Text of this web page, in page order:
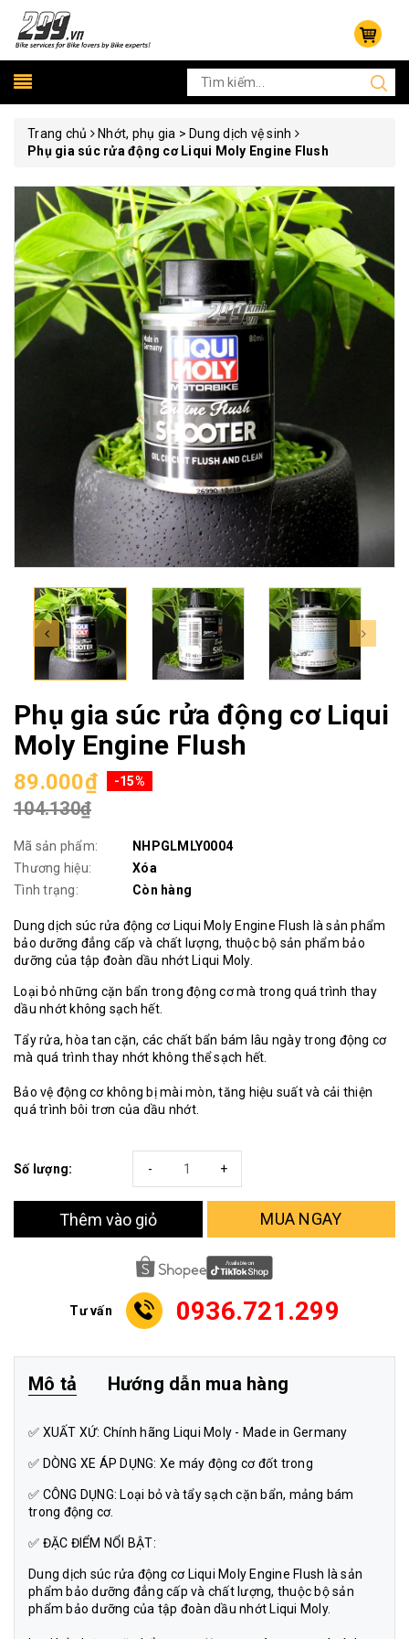
Trang chủ
Nhớt, phụ gia > Dung dịch vệ sinh
Phụ gia súc rửa động cơ Liqui Moly Engine Flush
Phụ gia súc rửa động cơ Liqui
Moly Engine Flush
89.000₫ -15%
104.130₫
Mã sản phẩm:
NHPGLMLY0004
Thương hiệu:
Xóa
Tình trạng:
Còn hàng
Dung dịch súc rửa động cơ Liqui Moly Engine Flush là sản phẩm
bảo dưỡng đẳng cấp và chất lượng, thuộc bộ sản phẩm bảo
dưỡng của tập đoàn dầu nhớt Liqui Moly.
Loại bỏ những cặn bẩn trong động cơ mà trong quá trình thay
dầu nhớt không sạch hết.
Tẩy rửa, hòa tan cặn, các chất bẩn bám lâu ngày trong động cơ
mà quá trình thay nhớt không thể sạch hết.
Bảo vệ động cơ không bị mài mòn, tăng hiệu suất và cải thiện
quá trình bôi trơn của dầu nhớt.
Số lượng: +
-
Thêm vào giỏ MUA NGAY
Tư vấn 0936.721.299
Mô tả Hướng dẫn mua hàng
✅ XUẤT XỨ: Chính hãng Liqui Moly - Made in Germany
✅ DÒNG XE ÁP DỤNG: Xe máy động cơ đốt trong
✅ CÔNG DỤNG: Loại bỏ và tẩy sạch cặn bẩn, mảng bám
trong động cơ.
✅ ĐẶC ĐIỂM NỔI BẬT:
Dung dịch súc rửa động cơ Liqui Moly Engine Flush là sản
phẩm bảo dưỡng đẳng cấp và chất lượng, thuộc bộ sản
phẩm bảo dưỡng của tập đoàn dầu nhớt Liqui Moly.